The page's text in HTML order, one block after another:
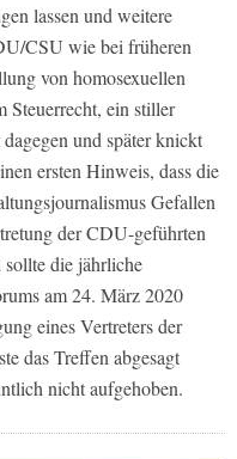
lassen und weitere
CSU wie bei früheren
von homosexuellen
Steuerrecht, ein stiller
und später knickt
ersten Hinweis, dass die
Gefallen
der CDU-geführten
die jährliche
am 24. März 2020
eines Vertreters der
das Treffen abgesagt
nicht aufgehoben.